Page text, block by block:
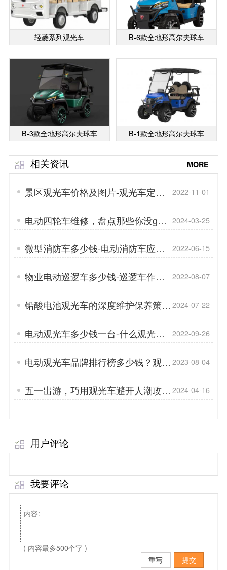
轻菱系列观光车 B-6款全地形高尔夫球车
B-3款全地形高尔夫球车 B-1款全地形高尔夫球车
相关资讯 MORE
景区观光车价格及图片-观光车定制
方案「专菱」
2022-11-01
电动四轮车维修，盘点那些你没get
的点！「专菱」
2024-03-25
微型消防车多少钱-电动消防车应该
这么选「专菱」
2022-06-15
物业电动巡逻车多少钱-巡逻车作用
有哪些「专菱」
2022-08-07
铅酸电池观光车的深度维护保养策略
「专菱」
2024-07-22
电动观光车多少钱一台-什么观光车
质量好？「专菱」
2022-09-26
电动观光车品牌排行榜多少钱？观光
车价格差异原因？「专菱」
2023-08-04
五一出游，巧用观光车避开人潮攻略
「专菱」
2024-04-16
用户评论
我要评论
( 内容最多500个字 )
重写
提交